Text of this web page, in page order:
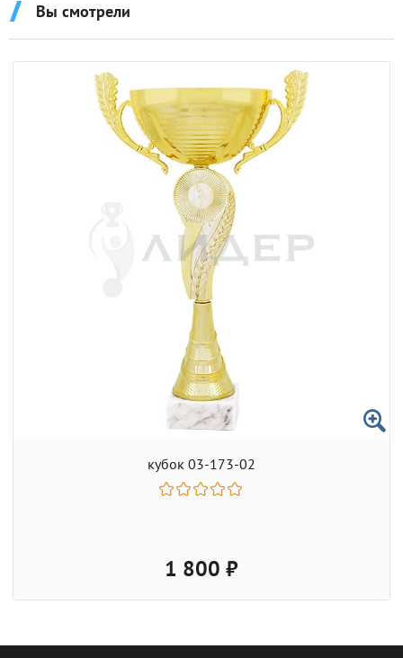
Вы смотрели
кубок 03-173-02
1 800 ₽